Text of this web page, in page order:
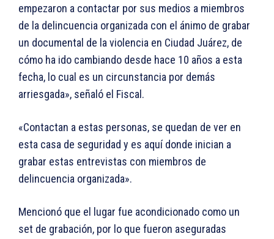
empezaron a contactar por sus medios a miembros
de la delincuencia organizada con el ánimo de grabar
un documental de la violencia en Ciudad Juárez, de
cómo ha ido cambiando desde hace 10 años a esta
fecha, lo cual es un circunstancia por demás
arriesgada», señaló el Fiscal.
«Contactan a estas personas, se quedan de ver en
esta casa de seguridad y es aquí donde inician a
grabar estas entrevistas con miembros de
delincuencia organizada».
Mencionó que el lugar fue acondicionado como un
set de grabación, por lo que fueron aseguradas